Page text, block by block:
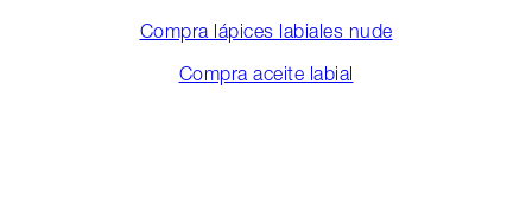
Compra lápices labiales nude
Compra aceite labial